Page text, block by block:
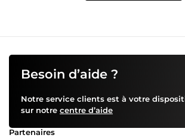
Besoin d’aide ?
Notre service clients est à votre
sur notre centre d’aide
Partenaires